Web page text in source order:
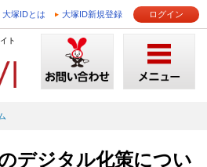
大塚IDとは 大塚ID新規登録 ログイン
ト
デジタル化策につい